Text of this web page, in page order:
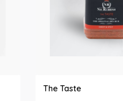
The Taste